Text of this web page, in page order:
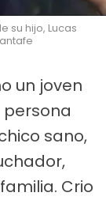
su hijo, Lucas
un joven
sano,
Crio